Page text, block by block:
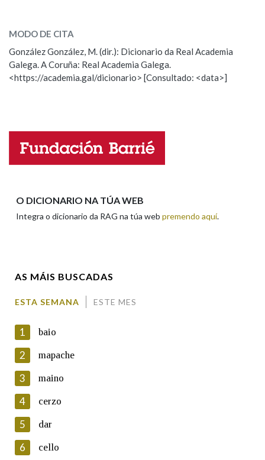
Marcas gramaticais
Pertence a
ESCOLLE UNHA OPCIÓN:
Observación Hai un erro na palabra
Propoño mellorar a definición
Nome
En cumprimento da normativa vixente en materia de
Protección de Datos de Carácter Persoal, a Real Academia
Galega informa a aqueles usuarios que faciliten o seu correo
electrónico, así como calquera outra información de carácter
persoal, que estes datos serán obxecto de tratamento
automatizado de carácter confidencial e incorporados aos seus
ficheiros informáticos. Así mesmo, os usuarios poderán exercer o
MODO DE CITA
González González, M. (dir.): Dicionario da Real Academia
Galega. A Coruña: Real Academia Galega.
<https://academia.gal/dicionario> [Consultado: <data>]
O DICIONARIO NA TÚA WEB
Integra o dicionario da RAG na túa web premendo aquí.
AS MÁIS BUSCADAS
ESTA SEMANA ESTE MES
1 baio
2 mapache
3 maino
4 cerzo
5 dar
6 cello